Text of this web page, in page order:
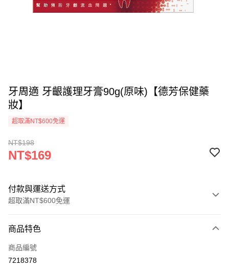
牙周適 牙齦護理牙膏90g(原味)【德芳保健藥
妝】
超取滿NT$600免運
NT$198
NT$169
付款與運送方式
超取滿NT$600免運
信用卡一次付款
超商取貨付款
商品特色
商品編號
7218378